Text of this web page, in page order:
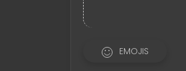
EMOJIS